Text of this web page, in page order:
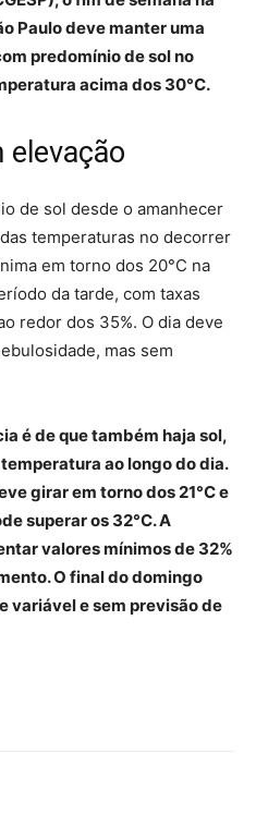
Paulo deve manter uma
predomínio de sol no
acima dos 30°C.
elevação
de sol desde o amanhecer
temperaturas no decorrer
em torno dos 20°C na
da tarde, com taxas
redor dos 35%. O dia deve
mas sem
é de que também haja sol,
ao longo do dia.
girar em torno dos 21°C e
superar os 32°C. A
valores mínimos de 32%
O final do domingo
variável e sem previsão de